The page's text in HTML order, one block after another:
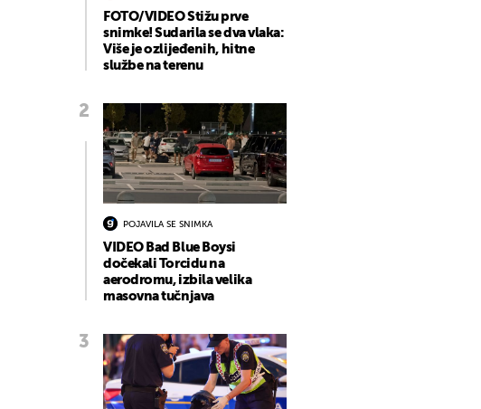
FOTO/VIDEO Stižu prve
snimke! Sudarila se dva vlaka:
Više je ozlijeđenih, hitne
službe na terenu
POJAVILA SE SNIMKA
VIDEO Bad Blue Boysi
dočekali Torcidu na
aerodromu, izbila velika
masovna tučnjava